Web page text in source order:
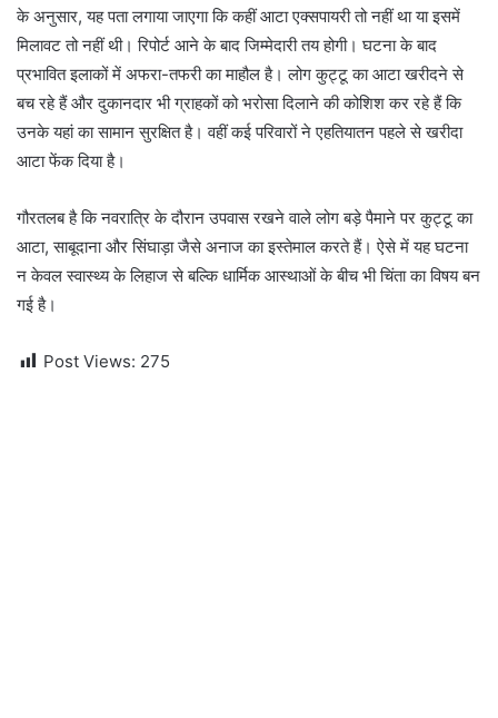
के अनुसार, यह पता लगाया जाएगा कि कहीं आटा एक्सपायरी तो नहीं था या इसमें
मिलावट तो नहीं थी। रिपोर्ट आने के बाद जिम्मेदारी तय होगी। घटना के बाद
प्रभावित इलाकों में अफरा-तफरी का माहौल है। लोग कुट्टू का आटा खरीदने से
बच रहे हैं और दुकानदार भी ग्राहकों को भरोसा दिलाने की कोशिश कर रहे हैं कि
उनके यहां का सामान सुरक्षित है। वहीं कई परिवारों ने एहतियातन पहले से खरीदा
आटा फेंक दिया है।
गौरतलब है कि नवरात्रि के दौरान उपवास रखने वाले लोग बड़े पैमाने पर कुट्टू का
आटा, साबूदाना और सिंघाड़ा जैसे अनाज का इस्तेमाल करते हैं। ऐसे में यह घटना
न केवल स्वास्थ्य के लिहाज से बल्कि धार्मिक आस्थाओं के बीच भी चिंता का विषय बन
गई है।
Post Views: 275